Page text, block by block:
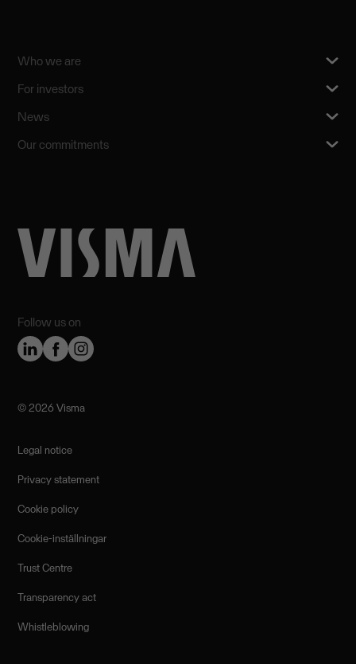
Follow us on
Who we are
For investors
News
Our commitments
©️ 2026 Visma
Legal notice
Privacy statement
Cookie policy
Cookie-inställningar
Trust Centre
Transparency act
Whistleblowing